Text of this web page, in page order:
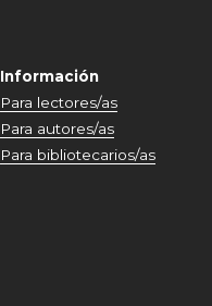
Información
Para lectores/as
Para autores/as
Para bibliotecarios/as